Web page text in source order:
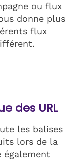
ou flux
donne plus
flux
des URL
les balises
lors de la
également